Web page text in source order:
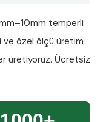
temperli
ve özel ölçü üretim
üretiyoruz. Ücretsiz